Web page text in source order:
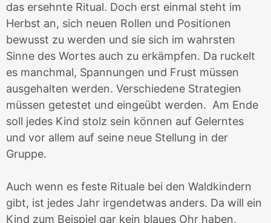
das ersehnte Ritual. Doch erst einmal steht im
Herbst an, sich neuen Rollen und Positionen
bewusst zu werden und sie sich im wahrsten
Sinne des Wortes auch zu erkämpfen. Da ruckelt
es manchmal, Spannungen und Frust müssen
ausgehalten werden. Verschiedene Strategien
müssen getestet und eingeübt werden. Am Ende
soll jedes Kind stolz sein können auf Gelerntes
und vor allem auf seine neue Stellung in der
Gruppe.
Auch wenn es feste Rituale bei den Waldkindern
gibt, ist jedes Jahr irgendetwas anders. Da will ein
Kind zum Beispiel gar kein blaues Ohr haben,